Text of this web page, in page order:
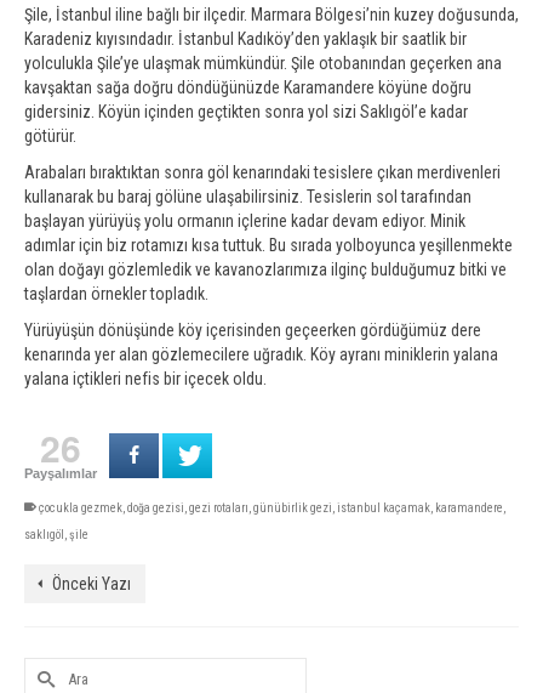
Şile, İstanbul iline bağlı bir ilçedir. Marmara Bölgesi’nin kuzey doğusunda,
Karadeniz kıyısındadır. İstanbul Kadıköy’den yaklaşık bir saatlik bir
yolculukla Şile’ye ulaşmak mümkündür. Şile otobanından geçerken ana
kavşaktan sağa doğru döndüğünüzde Karamandere köyüne doğru
gidersiniz. Köyün içinden geçtikten sonra yol sizi Saklıgöl’e kadar
götürür.
Arabaları bıraktıktan sonra göl kenarındaki tesislere çıkan merdivenleri
kullanarak bu baraj gölüne ulaşabilirsiniz. Tesislerin sol tarafından
başlayan yürüyüş yolu ormanın içlerine kadar devam ediyor. Minik
adımlar için biz rotamızı kısa tuttuk. Bu sırada yolboyunca yeşillenmekte
olan doğayı gözlemledik ve kavanozlarımıza ilginç bulduğumuz bitki ve
taşlardan örnekler topladık.
Yürüyüşün dönüşünde köy içerisinden geçeerken gördüğümüz dere
kenarında yer alan gözlemecilere uğradık. Köy ayranı miniklerin yalana
yalana içtikleri nefis bir içecek oldu.
26
Payşalımlar
çocukla gezmek doğa gezisi gezi rotaları günübirlik gezi istanbul kaçamak karamandere
saklıgöl
şile
Önceki Yazı